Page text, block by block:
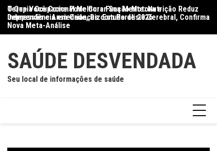
para
conteúdo
O Que Você Come Pode Curar Sua Mente: Nutrição Reduz
Depressão e Ansiedade, Diz Estudo de 2026
Terapia Ocupacional Melhora Função Motora e
Independência em Crianças com Paralisia Cerebral, Confirma
Nova Meta-Análise
SAÚDE DESVENDADA
Seu local de informações de saúde